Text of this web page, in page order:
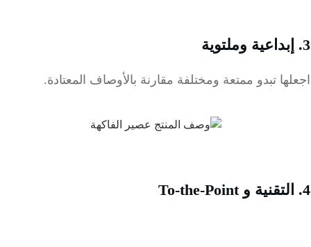
تبدو ممتعة ومختلفة مقارنة بالأوصاف المعتادة.